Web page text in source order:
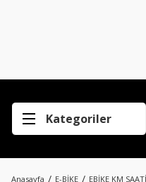
Kategoriler
Anasayfa E-BİKE EBİKE KM